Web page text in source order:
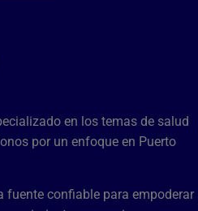
en los temas de salud
por un enfoque en Puerto
fuente confiable para empoderar